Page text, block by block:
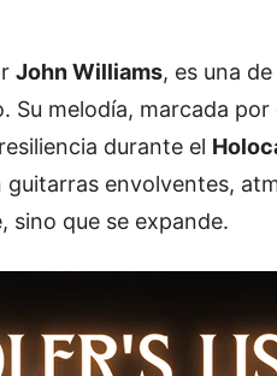
JohnWilliams, es una de
Su melodía, marcada por
resiliencia durante el
guitarras envolventes,
sino que se expande.